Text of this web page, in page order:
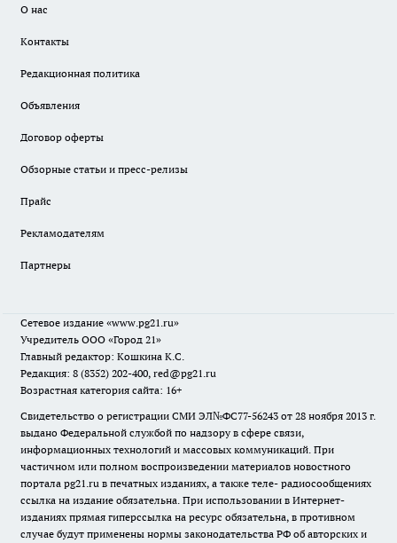
О нас
Контакты
Редакционная политика
Объявления
Договор оферты
Обзорные статьи и пресс-релизы
Прайс
Рекламодателям
Партнеры
Сетевое издание «www.pg21.ru»
Учредитель ООО «Город 21»
Главный редактор: Кошкина К.С.
Редакция: 8 (8352) 202-400, red@pg21.ru
Возрастная категория сайта: 16+
Свидетельство о регистрации СМИ ЭЛ№ФС77-56243 от 28 ноября 2013 г.
выдано Федеральной службой по надзору в сфере связи,
информационных технологий и массовых коммуникаций. При
частичном или полном воспроизведении материалов новостного
портала pg21.ru в печатных изданиях, а также теле- радиосообщениях
ссылка на издание обязательна. При использовании в Интернет-
изданиях прямая гиперссылка на ресурс обязательна, в противном
случае будут применены нормы законодательства РФ об авторских и